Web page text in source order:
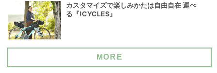
カスタマイズで楽しみかたは自由自在 運べ
る『!CYCLES』
MORE